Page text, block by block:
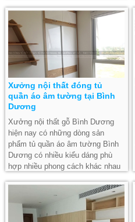
Xưởng nội thất đóng tủ
quần áo âm tường tại Bình
Dương
Xưởng nội thất gỗ Bình Dương
hiện nay có những dòng sản
phẩm tủ quần áo âm tường Bình
Dương có nhiều kiểu dáng phù
hợp nhiều phong cách khác nhau